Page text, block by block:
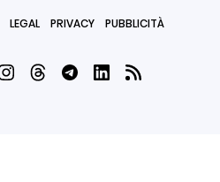
LEGAL PRIVACY PUBBLICITÀ